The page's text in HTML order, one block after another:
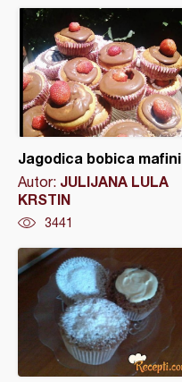
Jagodica bobica mafini
Autor: JULIJANA LULA
KRSTIN
3441